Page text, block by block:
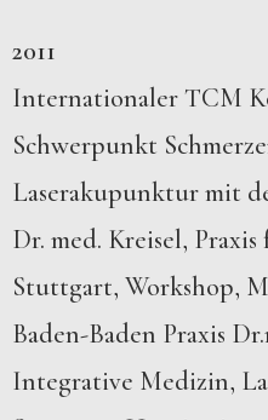
2011
Internationaler TCM
Schwerpunkt
Laserakupunktur mit
Dr. med. Kreisel,
Stuttgart, Workshop,
Baden-Baden Praxis
Integrative Medizin,